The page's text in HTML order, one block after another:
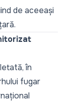
de aceeași
în
fugar